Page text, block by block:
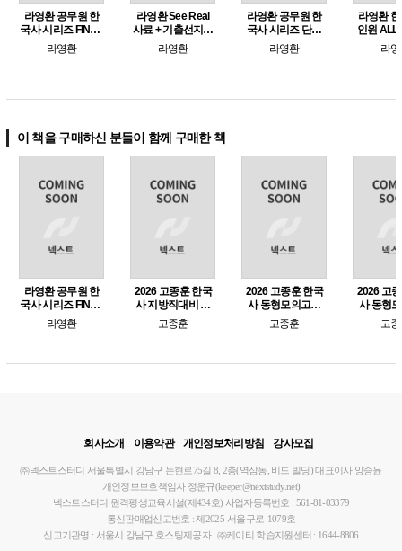
라영환 공무원 한
국사 시리즈 FINAL
작두 모의고사 for
단원별 문제
라영환
라영환 See Real
사료 + 기출선지핵
심
라영환
라영환 공무원 한
국사 시리즈 단계
별로 나눠 푸는 두
번 기출
라영환
라영환
인원 ALL
라
이 책을 구매하신 분들이 함께 구매한 책
라영환 공무원 한
국사 시리즈 FINAL
작두 모의고사 for
단원별 문제
라영환
2026 고종훈 한국
사 지방직대비 동
형모의고사
고종훈
2026 고종훈 한국
사 동형모의고사
시즌 2 (e-교재만 구
매가능)
고종훈
2026 고
사 동형
시즌 1 (e-
매가
고
회사소개 이용약관 개인정보처리방침 강사모집
㈜넥스트스터디 서울특별시 강남구 논현로75길 8, 2층(역삼동, 비드 빌딩)대표이사 양승윤
개인정보보호책임자 정운규(keeper@nextstudy.net)
넥스트스터디 원격평생교육시설(제434호) 사업자등록번호 : 561-81-03379
통신판매업신고번호 : 제2025-서울구로-1079호
신고기관명 : 서울시 강남구 호스팅제공자 : ㈜케이티 학습지원센터 : 1644-8806